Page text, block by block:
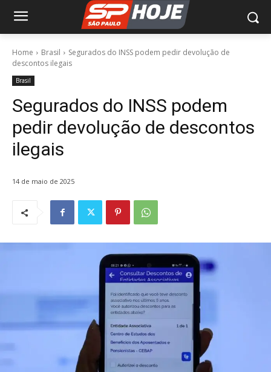
Home Brasil
Segurados do INSS podem pedir devolução de
descontos ilegais
Brasil
Segurados do INSS podem
pedir devolução de descontos
ilegais
14 de maio de 2025